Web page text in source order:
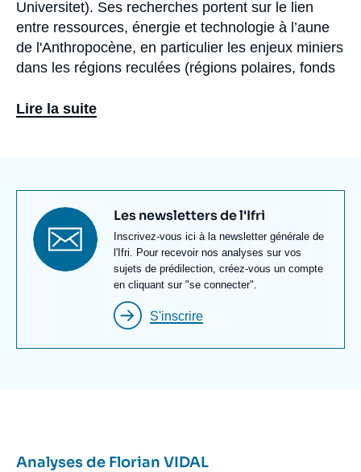
Universitet). Ses recherches portent sur le lien
entre ressources, énergie et technologie à l’aune
de l'Anthropocène, en particulier les enjeux miniers
dans les régions reculées (régions polaires, fonds
Metals coordonné par le BRGM. Il enseigne
également à l’Académie militaire de Saint-Cyr
Coëtquidan. Par le biais de ses activités
antérieures, il a une importante expérience de
terrain en Europe du Nord, en Russie et en
Amérique latine.
Lire la suite
Titre
newsletter
Les newsletters de l'Ifri
Texte
Newsletter
Inscrivez-vous ici à la newsletter générale de
l'Ifri. Pour recevoir nos analyses sur vos
sujets de prédilection, créez-vous un compte
en cliquant sur "se connecter".
S'inscrire
Analyses de Florian VIDAL